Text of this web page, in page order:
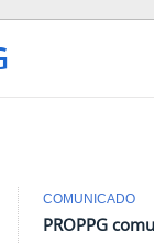
COMUNICADO
PROPPG